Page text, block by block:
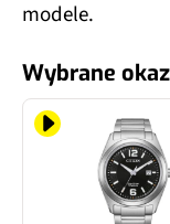
modele.
Wybrane